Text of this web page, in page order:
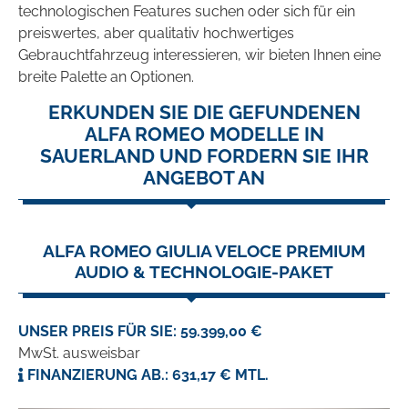
technologischen Features suchen oder sich für ein
preiswertes, aber qualitativ hochwertiges
Gebrauchtfahrzeug interessieren, wir bieten Ihnen eine
breite Palette an Optionen.
ERKUNDEN SIE DIE GEFUNDENEN
ALFA ROMEO MODELLE IN
SAUERLAND UND FORDERN SIE IHR
ANGEBOT AN
ALFA ROMEO GIULIA VELOCE PREMIUM
AUDIO & TECHNOLOGIE-PAKET
UNSER PREIS FÜR SIE: 59.399,00 €
MwSt. ausweisbar
FINANZIERUNG AB.: 631,17 € MTL.